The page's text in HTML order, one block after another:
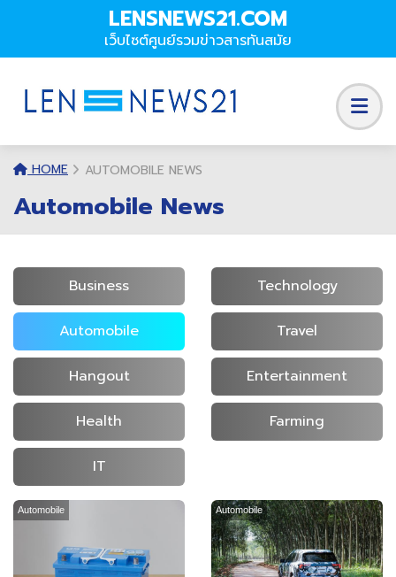
LENSNEWS21.COM
เว็บไซต์ศูนย์รวมข่าวสารทันสมัย
HOME AUTOMOBILE NEWS
Automobile News
Business Technology
Automobile Travel
Hangout Entertainment
Health Farming
IT
Automobile Automobile